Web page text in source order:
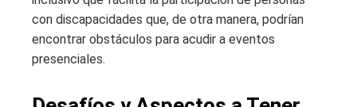
con discapacidades que, de otra manera, podrían
encontrar obstáculos para acudir a eventos
presenciales.